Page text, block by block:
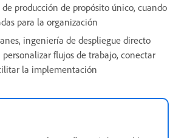
producción de propósito único, cuando
para la organización
ingeniería de despliegue directo
personalizar flujos de trabajo, conectar
la implementación